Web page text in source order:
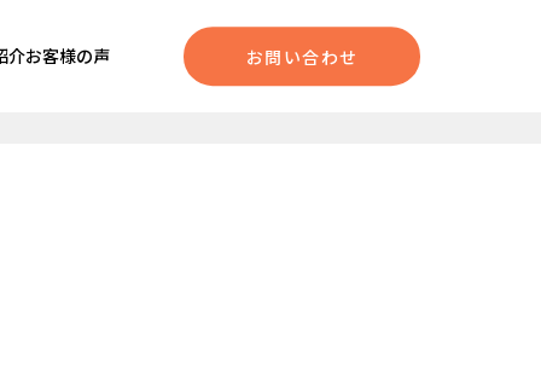
お問い合わせ
介お客様の声